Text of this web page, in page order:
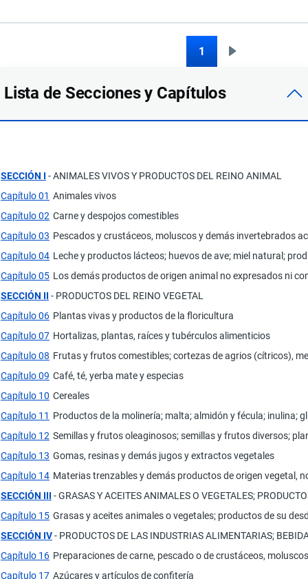
1
Lista de Secciones y Capítulos
SECCIÓN I - ANIMALES VIVOS Y PRODUCTOS DEL REINO ANIMAL
Capítulo 01 Animales vivos
Capítulo 02 Carne y despojos comestibles
Capítulo 03 Pescados y crustáceos, moluscos y demás invertebrados
Capítulo 04 Leche y productos lácteos; huevos de ave; miel natural;
Capítulo 05 Los demás productos de origen animal no expresados ni
SECCIÓN II - PRODUCTOS DEL REINO VEGETAL
Capítulo 06 Plantas vivas y productos de la floricultura
Capítulo 07 Hortalizas, plantas, raíces y tubérculos alimenticios
Capítulo 08 Frutas y frutos comestibles; cortezas de agrios (cítricos),
Capítulo 09 Café, té, yerba mate y especias
Capítulo 10 Cereales
Capítulo 11 Productos de la molinería; malta; almidón y fécula; inulina;
Capítulo 12 Semillas y frutos oleaginosos; semillas y frutos diversos;
Capítulo 13 Gomas, resinas y demás jugos y extractos vegetales
Capítulo 14 Materias trenzables y demás productos de origen vegetal,
SECCIÓN III - GRASAS Y ACEITES ANIMALES O VEGETALES;
Capítulo 15 Grasas y aceites animales o vegetales; productos de su
SECCIÓN IV- PRODUCTOS DE LAS INDUSTRIAS ALIMENTARIAS;
Capítulo 16 Preparaciones de carne, pescado o de crustáceos,
Capítulo 17 Azúcares y artículos de confitería